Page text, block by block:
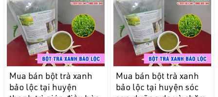
Mua bán bột trà xanh
bảo lộc tại huyện
Mua bán bột trà xanh
bảo lộc tại huyện sóc